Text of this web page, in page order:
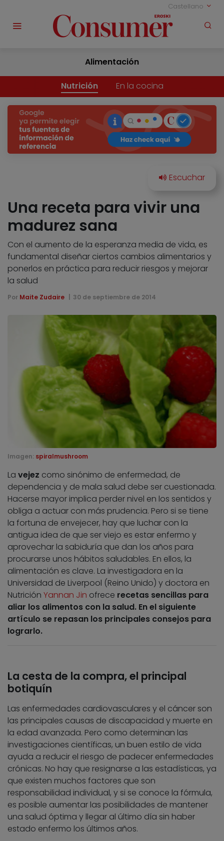
Castellano
Alimentación
Nutrición En la cocina
Una receta para vivir una
madurez sana
Con el aumento de la esperanza media de vida, es
fundamental diseñar ciertos cambios alimentarios y
ponerlos en práctica para reducir riesgos y mejorar
la salud
Por Maite Zudaire 30 de septiembre de 2014
Imagen: spiralmushroom
La vejez como sinónimo de enfermedad, de
dependencia y de mala salud debe ser cuestionada.
Hacerse mayor implica perder nivel en los sentidos y
obliga a actuar con más prudencia. Pero si se tiene
la fortuna de envejecer, hay que luchar con la
antigua idea de que ser viejo es estar enfermo y
aprovechar la sabiduría que dan los años para
procurarse unos hábitos saludables. En ellos, la
alimentación es clave. La investigadora en la
Universidad de Liverpool (Reino Unido) y doctora en
Nutrición Yannan Jin ofrece recetas sencillas para
aliar los alimentos con la salud. En el siguiente
artículo se repasan los principales consejos para
lograrlo.
La cesta de la compra, el principal
botiquín
Las enfermedades cardiovasculares y el cáncer son
las principales causas de discapacidad y muerte en
la edad avanzada. Pero como determinan las
investigaciones científicas, un buen estilo de vida
ayuda a reducir el riesgo de padecer enfermedades
crónicas. No hay que resignarse a las estadísticas, ya
que existen muchos factores que son
responsabilidad individual, y si se conoce la fórmula,
es posible aumentar las posibilidades de mantener
una salud óptima y llegar al último día sin haber
estado enfermo los últimos años.